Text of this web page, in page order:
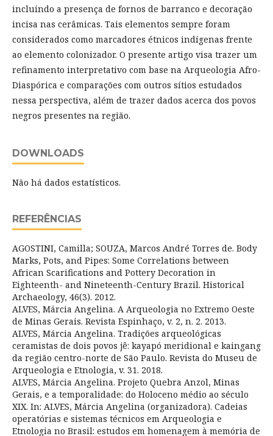
incluindo a presença de fornos de barranco e decoração
incisa nas cerâmicas. Tais elementos sempre foram
considerados como marcadores étnicos indígenas frente
ao elemento colonizador. O presente artigo visa trazer um
refinamento interpretativo com base na Arqueologia Afro-
Diaspórica e comparações com outros sítios estudados
nessa perspectiva, além de trazer dados acerca dos povos
negros presentes na região.
DOWNLOADS
Não há dados estatísticos.
REFERÊNCIAS
AGOSTINI, Camilla; SOUZA, Marcos André Torres de. Body
Marks, Pots, and Pipes: Some Correlations between
African Scarifications and Pottery Decoration in
Eighteenth- and Nineteenth-Century Brazil. Historical
Archaeology, 46(3). 2012.
ALVES, Márcia Angelina. A Arqueologia no Extremo Oeste
de Minas Gerais. Revista Espinhaço, v. 2, n. 2. 2013.
ALVES, Márcia Angelina. Tradições arqueológicas
ceramistas de dois povos jê: kayapó meridional e kaingang
da região centro-norte de São Paulo. Revista do Museu de
Arqueologia e Etnologia, v. 31. 2018.
ALVES, Márcia Angelina. Projeto Quebra Anzol, Minas
Gerais, e a temporalidade: do Holoceno médio ao século
XIX. In: ALVES, Márcia Angelina (organizadora). Cadeias
operatórias e sistemas técnicos em Arqueologia e
Etnologia no Brasil: estudos em homenagem à memória de